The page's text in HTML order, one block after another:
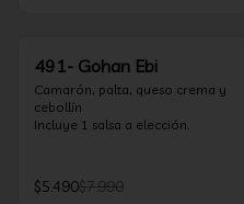
491- Gohan Ebi
Camarón, palta, queso crema y
cebollín
Incluye 1 salsa a elección.
$5.490$7.990